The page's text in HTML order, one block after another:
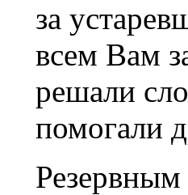
за
всем Вам
решали
помогали